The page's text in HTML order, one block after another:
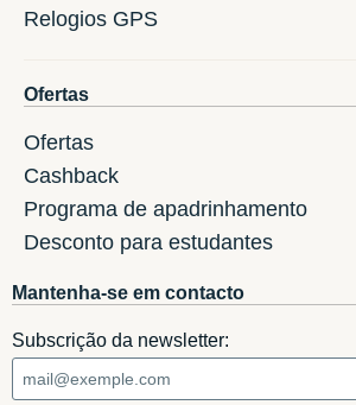
Relogios GPS
Ofertas
Ofertas
Cashback
Programa de apadrinhamento
Desconto para estudantes
Mantenha-se em contacto
Subscrição da newsletter: